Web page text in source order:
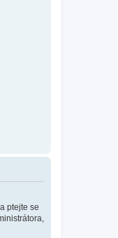
ptejte se